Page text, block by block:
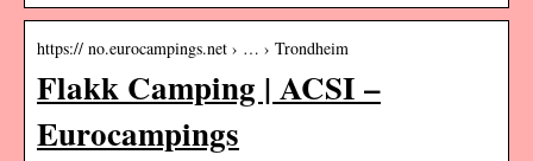
https:// no.eurocampings.net › … › Trondheim
Flakk Camping | ACSI –
Eurocampings